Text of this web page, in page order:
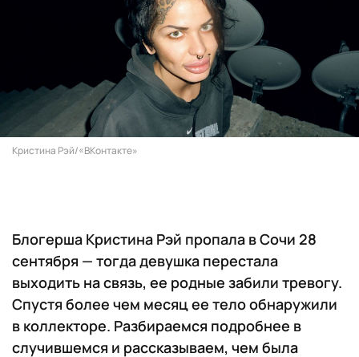
Кристина Рэй/​​«ВКонтакте»
Блогерша Кристина Рэй пропала в Сочи 28
сентября — тогда девушка перестала
выходить на связь, ее родные забили тревогу.
Спустя более чем месяц ее тело обнаружили
в коллекторе. Разбираемся подробнее в
случившемся и рассказываем, чем была